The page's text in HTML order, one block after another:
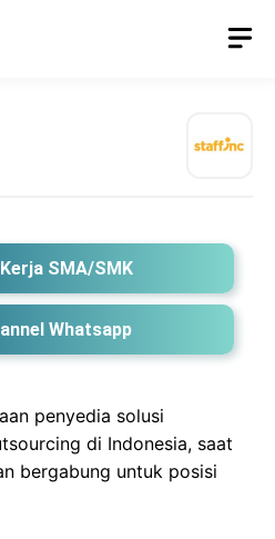
SMA/SMK
Whatsapp
penyedia solusi
di Indonesia, saat
bergabung untuk posisi